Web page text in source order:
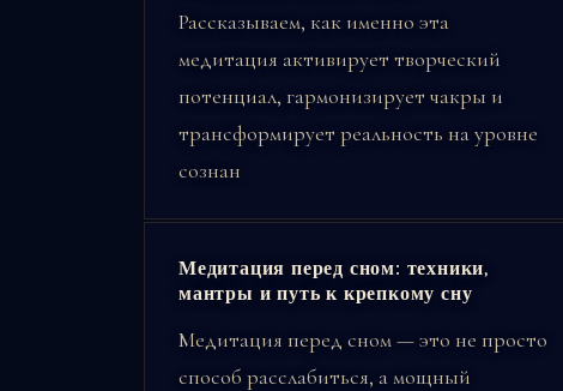
Рассказываем, как именно эта
медитация активирует творческий
потенциал, гармонизирует чакры и
трансформирует реальность на уровне
сознан
Медитация перед сном: техники,
мантры и путь к крепкому сну
Медитация перед сном — это не просто
способ расслабиться, а мощный